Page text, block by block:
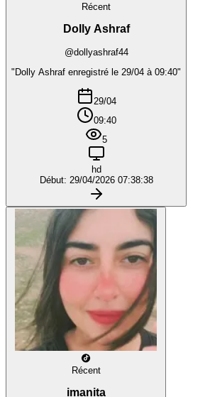
Récent
Dolly Ashraf
@dollyashraf44
"Dolly Ashraf enregistré le 29/04 à 09:40"
29/04
09:40
5
hd
Début: 29/04/2026 07:38:38
Récent
imanita